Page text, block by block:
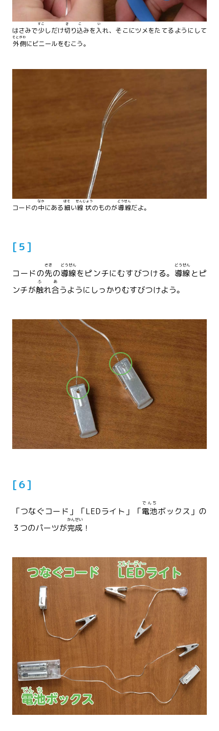
はさみで少
すこ
しだけ切
き
り込
こ
みを入
い
れ、そこにツメをたてるようにして
外側
そとがわ
にビニールをむこう。
コードの中
なか
にある細
ほそ
い線状
せんじょう
のものが導線
どうせん
だよ。
[５]
コードの先
さき
の導線
どうせん
をピンチにむすびつける。 導線
どうせん
とピ
ンチが触
ふ
れ合
あ
うようにしっかりむすびつけよう。
[６]
「つなぐコード」「LEDライト」「電池
でんち
ボックス」の
３つのパーツが完成
かんせい
！